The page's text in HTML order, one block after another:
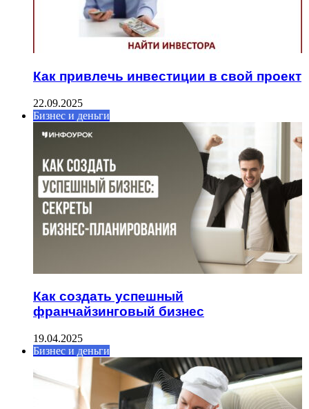
Как привлечь инвестиции в свой проект
22.09.2025
Бизнес и деньги
Как создать успешный
франчайзинговый бизнес
19.04.2025
Бизнес и деньги